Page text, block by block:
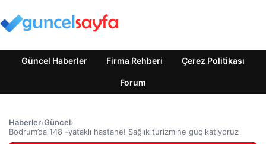
Güncel Haberler Firma Rehberi Çerez Politikası
Forum
Haberler›Güncel›
Bodrum’da 148 -yataklı hastane! Sağlık turizmine güç katıyoruz